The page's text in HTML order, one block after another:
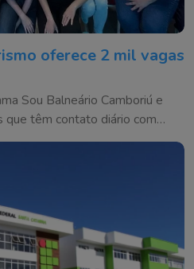
oferece 2 mil vagas
Sou Balneário Camboriú e
que têm contato diário com